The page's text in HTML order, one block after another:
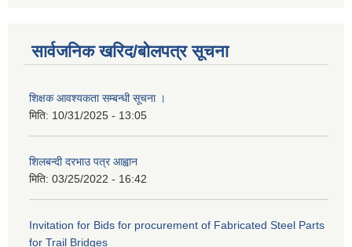
सार्वजनिक खरिद/बोलपत्र सूचना
शिक्षक आवश्यकता सम्बन्धी सूचना ।
मिति: 10/31/2025 - 13:05
शिलबन्दी दरभाउ पत्र आह्वान
मिति: 03/25/2022 - 16:42
Invitation for Bids for procurement of Fabricated Steel Parts
for Trail Bridges